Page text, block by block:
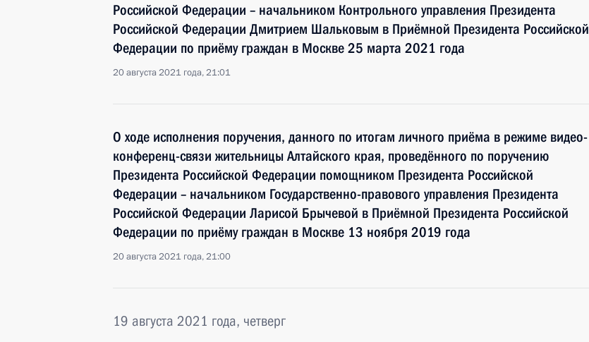
Российской Федерации – начальником Контрольного управления Президента
Российской Федерации Дмитрием Шальковым в Приёмной Президента Российской
Федерации по приёму граждан в Москве 25 марта 2021 года
20 августа 2021 года, 21:01
О ходе исполнения поручения, данного по итогам личного приёма в режиме видео-
конференц-связи жительницы Алтайского края, проведённого по поручению
Президента Российской Федерации помощником Президента Российской
Федерации – начальником Государственно-правового управления Президента
Российской Федерации Ларисой Брычевой в Приёмной Президента Российской
Федерации по приёму граждан в Москве 13 ноября 2019 года
20 августа 2021 года, 21:00
19 августа 2021 года, четверг